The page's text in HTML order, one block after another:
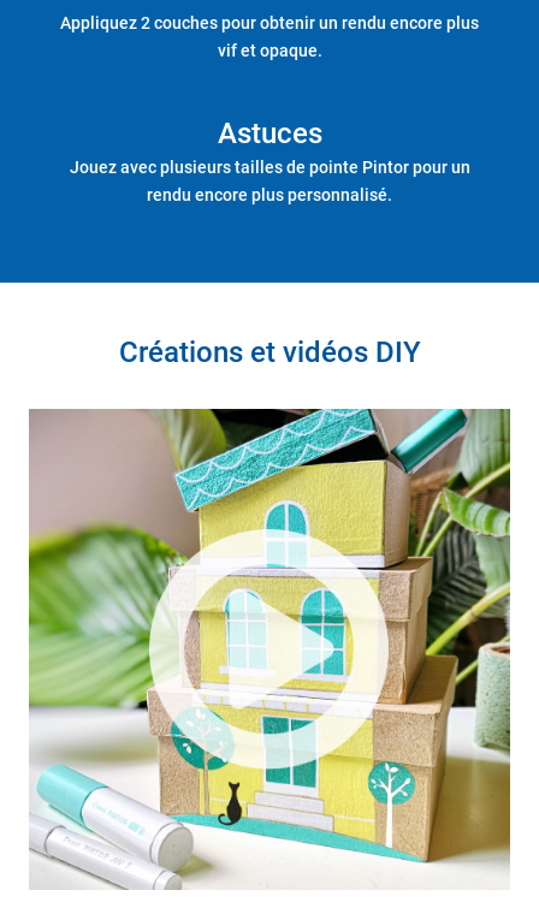
Appliquez 2 couches pour obtenir un rendu encore plus
vif et opaque.
Astuces
Jouez avec plusieurs tailles de pointe Pintor pour un
rendu encore plus personnalisé.
Créations et vidéos DIY